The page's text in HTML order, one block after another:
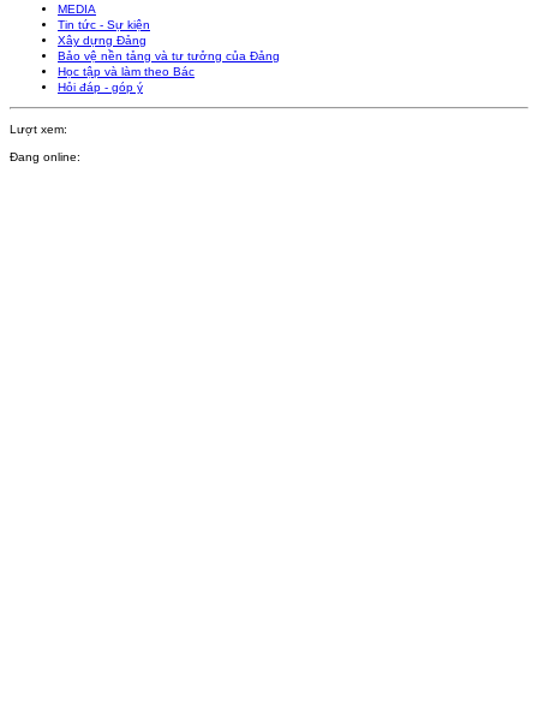
MEDIA
Tin tức - Sự kiện
Xây dựng Đảng
Bảo vệ nền tảng và tư tưởng của Đảng
Học tập và làm theo Bác
Hỏi đáp - góp ý
Lượt xem:
Đang online: